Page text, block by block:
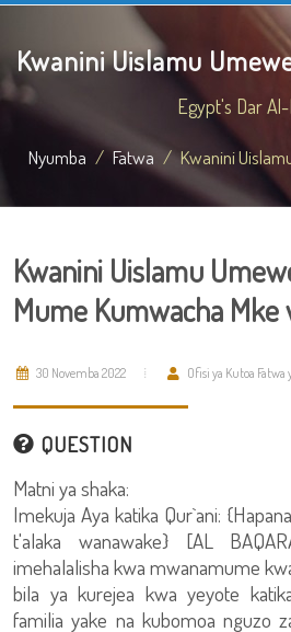
Kwanini Uislamu
Egypt's Dar
Nyumba Fatwa Kwanini
Kwanini Uislamu
Mume Kumwacha Mke
30 Novemba 2022 Ofisi ya Kutoa Fatwa
QUESTION
Matni ya shaka:
Imekuja Aya katika Qur`ani:
t'alaka wanawake} [AL
imehalalisha kwa mwanamume
bila ya kurejea kwa yeyote
familia yake na kubomoa nguzo